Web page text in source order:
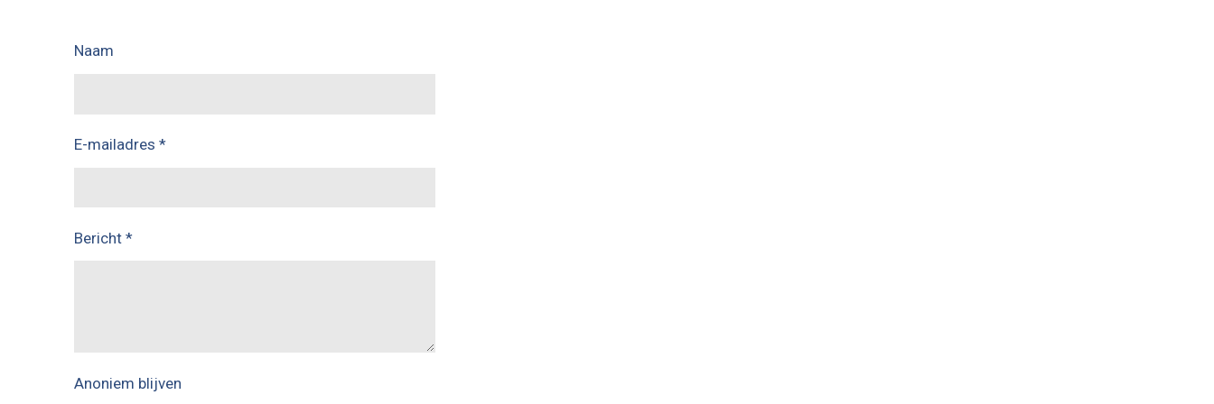
Naam
E-mailadres *
Bericht *
Anoniem blijven